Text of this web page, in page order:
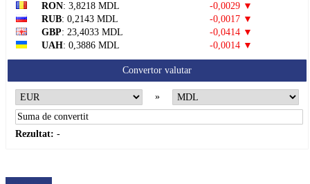
RON: 3,8218 MDL
-0,0029 ▼
RUB: 0,2143 MDL
-0,0017 ▼
GBP: 23,4033 MDL
-0,0414 ▼
UAH: 0,3886 MDL -0,0014 ▼
Convertor valutar
»
Rezultat: -